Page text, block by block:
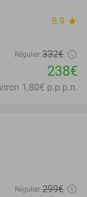
8.9 star
Régulier 332€
238€
1,80€ p.p.p.n.
Régulier 299€